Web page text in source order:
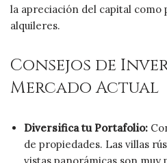
la apreciación del capital como
alquileres.
Consejos de
Mercado Actual
Diversifica tu Portafolio:
de propiedades. Las villas